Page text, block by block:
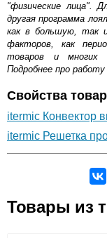
"физические лица".
другая программа
как в большую, так
факторов, как
товаров и многих
Подробнее про
Свойства
itermic Конвектор
itermic Решетка
Оставьте отзыв
Товары из